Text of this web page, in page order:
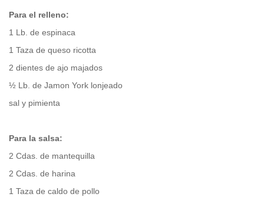
Para el relleno:
1 Lb. de espinaca
1 Taza de queso ricotta
2 dientes de ajo majados
½ Lb. de Jamon York lonjeado
sal y pimienta
Para la salsa:
2 Cdas. de mantequilla
2 Cdas. de harina
1 Taza de caldo de pollo